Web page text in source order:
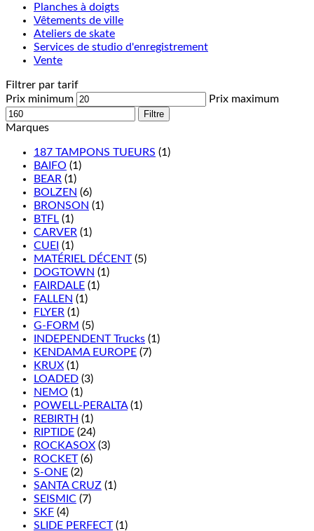
Planches à doigts
Vêtements de ville
Ateliers de skate
Services de studio d'enregistrement
Vente
Filtrer par tarif
Prix minimum
Prix maximum
Filtre
Marques
187 TAMPONS TUEURS (1)
BAIFO (1)
BEAR (1)
BOLZEN (6)
BRONSON (1)
BTFL (1)
CARVER (1)
CUEI (1)
MATÉRIEL DÉCENT (5)
DOGTOWN (1)
FAIRDALE (1)
FALLEN (1)
FLYER (1)
G-FORM (5)
INDEPENDENT Trucks (1)
KENDAMA EUROPE (7)
KRUX (1)
LOADED (3)
NEMO (1)
POWELL-PERALTA (1)
REBIRTH (1)
RIPTIDE (24)
ROCKASOX (3)
ROCKET (6)
S-ONE (2)
SANTA CRUZ (1)
SEISMIC (7)
SKF (4)
SLIDE PERFECT (1)